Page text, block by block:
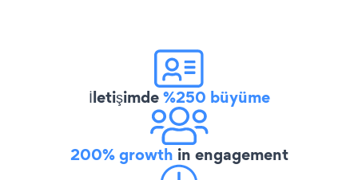
İletişimde%250 büyüme
200% growth in engagement